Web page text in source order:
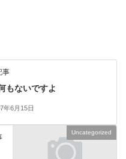
事
もないですよ
年6月15日
Uncategorized